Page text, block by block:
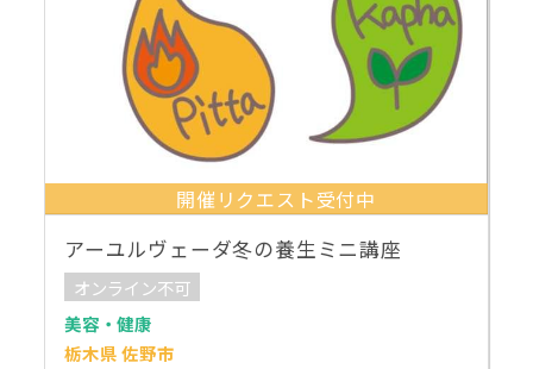
開催リクエスト受付中
アーユルヴェーダ冬の養生ミニ講座
オンライン不可
美容・健康
栃木県 佐野市